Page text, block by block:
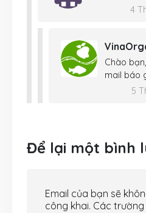
4
Chào
mail báo
5
Để lại một bình
Email của bạn sẽ
công khai. Các